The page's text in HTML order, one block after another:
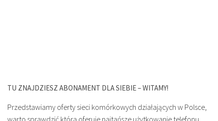
TU ZNAJDZIESZ ABONAMENT DLA SIEBIE – WITAMY!
Przedstawiamy oferty sieci komórkowych działających w Polsce,